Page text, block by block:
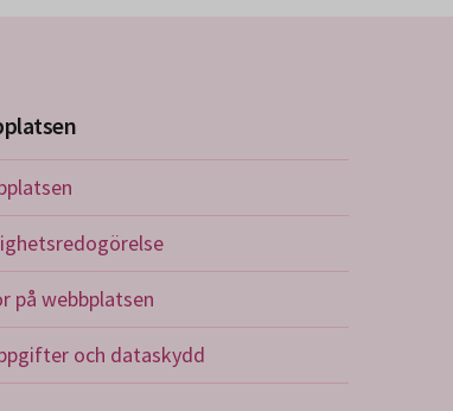
på webbplatsen
och dataskydd